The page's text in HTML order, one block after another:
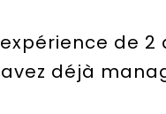
de
déjà